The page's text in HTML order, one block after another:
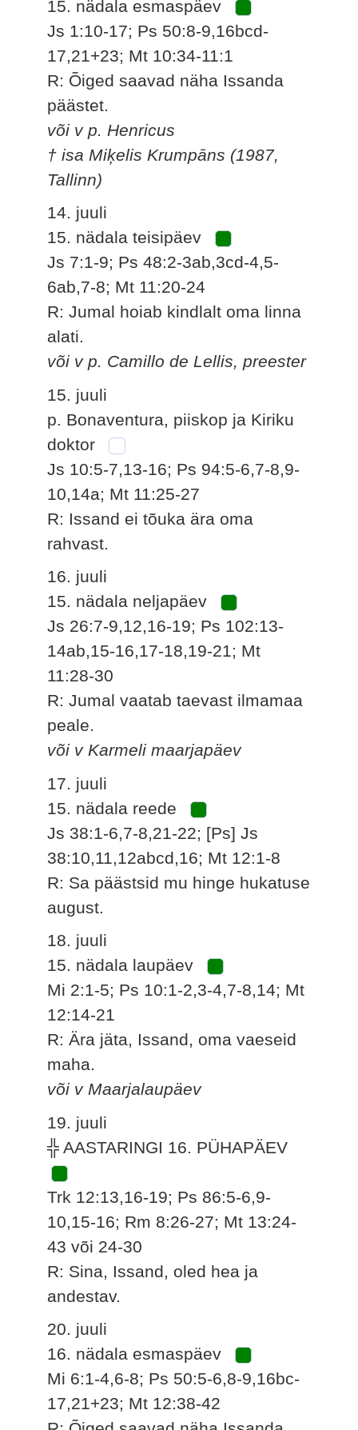
15. nädala esmaspäev
Js 1:10-17; Ps 50:8-9,16bcd-
17,21+23; Mt 10:34-11:1
R: Õiged saavad näha Issanda
päästet.
või v p. Henricus
† isa Miķelis Krumpāns (1987,
Tallinn)
14. juuli
15. nädala teisipäev
Js 7:1-9; Ps 48:2-3ab,3cd-4,5-
6ab,7-8; Mt 11:20-24
R: Jumal hoiab kindlalt oma linna
alati.
või v p. Camillo de Lellis, preester
15. juuli
p. Bonaventura, piiskop ja Kiriku
doktor
Js 10:5-7,13-16; Ps 94:5-6,7-8,9-
10,14a; Mt 11:25-27
R: Issand ei tõuka ära oma
rahvast.
16. juuli
15. nädala neljapäev
Js 26:7-9,12,16-19; Ps 102:13-
14ab,15-16,17-18,19-21; Mt
11:28-30
R: Jumal vaatab taevast ilmamaa
peale.
või v Karmeli maarjapäev
17. juuli
15. nädala reede
Js 38:1-6,7-8,21-22; [Ps] Js
38:10,11,12abcd,16; Mt 12:1-8
R: Sa päästsid mu hinge hukatuse
august.
18. juuli
15. nädala laupäev
Mi 2:1-5; Ps 10:1-2,3-4,7-8,14; Mt
12:14-21
R: Ära jäta, Issand, oma vaeseid
maha.
või v Maarjalaupäev
19. juuli
╬ AASTARINGI 16. PÜHAPÄEV
Trk 12:13,16-19; Ps 86:5-6,9-
10,15-16; Rm 8:26-27; Mt 13:24-
43 või 24-30
R: Sina, Issand, oled hea ja
andestav.
20. juuli
16. nädala esmaspäev
Mi 6:1-4,6-8; Ps 50:5-6,8-9,16bc-
17,21+23; Mt 12:38-42